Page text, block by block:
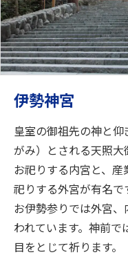
伊勢神宮
皇室の御祖先の神と
がみ）とされる天照
お祀りする内宮と、
祀りする外宮が有名で
お伊勢参りでは外宮
われています。神前
目をとじて祈ります。